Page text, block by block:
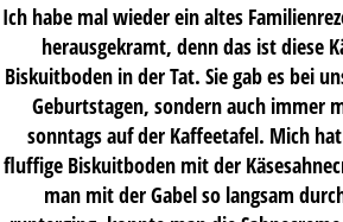
Ich habe mal wieder ein altes
herausgekramt, denn das ist diese
Biskuitboden in der Tat. Sie gab es bei
Geburtstagen, sondern auch immer
sonntags auf der Kaffeetafel. Mich
fluffige Biskuitboden mit der
man mit der Gabel so langsam